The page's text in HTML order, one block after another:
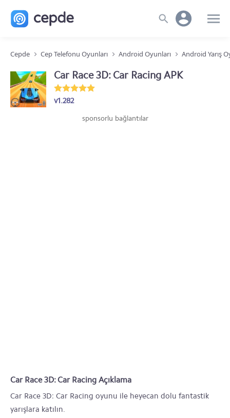
Cepde Cep Telefonu Oyunları Android Oyunları Android Yarış
Car Race 3D: Car Racing APK
v1.282
sponsorlu bağlantılar
Car Race 3D: Car Racing Açıklama
Car Race 3D: Car Racing oyunu ile heyecan dolu fantastik
yarışlara katılın.